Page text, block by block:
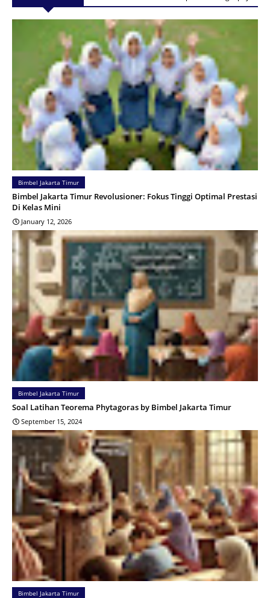
Bimbel Jakarta Timur
Bimbel Jakarta Timur Revolusioner: Fokus Tinggi Optimal Prestasi
Di Kelas Mini
January 12, 2026
Bimbel Jakarta Timur
Soal Latihan Teorema Phytagoras by Bimbel Jakarta Timur
September 15, 2024
Bimbel Jakarta Timur